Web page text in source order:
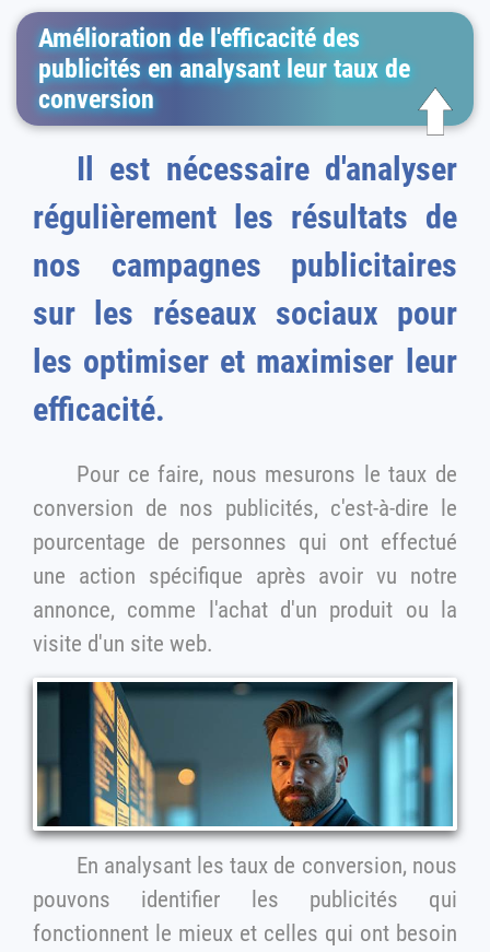
Amélioration de l'efficacité des
publicités en analysant leur taux de
conversion
Il est nécessaire d'analyser
régulièrement les résultats de
nos campagnes publicitaires
sur les réseaux sociaux pour
les optimiser et maximiser leur
efficacité.
Pour ce faire, nous mesurons le taux de
conversion de nos publicités, c'est-à-dire le
pourcentage de personnes qui ont effectué
une action spécifique après avoir vu notre
annonce, comme l'achat d'un produit ou la
visite d'un site web.
En analysant les taux de conversion, nous
pouvons identifier les publicités qui
fonctionnent le mieux et celles qui ont besoin